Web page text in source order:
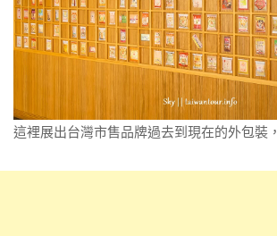
這裡展出台灣市售品牌過去到現在的外包裝，